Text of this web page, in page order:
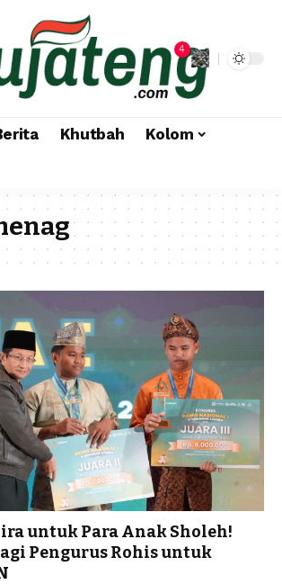
4
Khutbah
Kolom
untuk Para Anak Sholeh!
Pengurus Rohis untuk